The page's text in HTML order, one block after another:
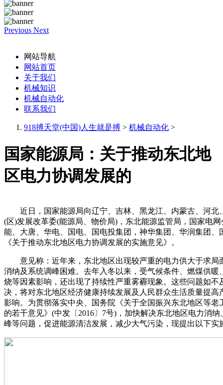
Previous Next
网站导航
网站首页
关于我们
机械知识
机械自动化
联系我们
918搏天堂(中国)人生就是搏 > 机械自动化 >
国家能源局：关于推动东北地
区电力协调发展的
近日，国家能源局向辽宁、吉林、黑龙江、内蒙古、河北
(区)发展改革委(能源局、物价局)，东北能源监管局，国家电
能、大唐、华电、国电、国电投集团，神华集团、华润集团、
《关于推动东北地区电力协调发展的实施意见》。
意见称：近年来，东北地区出现较严重的电力供大于求局
消纳及系统调峰困难。去年入冬以来，受气候条件、燃煤供暖
烧等因素影响，还出现了持续性严重雾霾现象。这些问题如不
决，将对东北地区经济健康持续发展及人民群众生活质量提高
影响。为贯彻落实中央、国务院《关于全国振兴东北地区等老
的若干意见》(中发〔2016〕7号)，加快解决东北地区电力消纳
峰等问题，促进能源清洁发展，减少大气污染，现提出以下实